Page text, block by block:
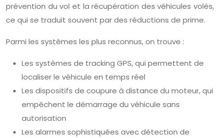
prévention du vol et la récupération des véhicules volés,
ce qui se traduit souvent par des réductions de prime.
Parmi les systèmes les plus reconnus, on trouve :
Les systèmes de tracking GPS, qui permettent de
localiser le véhicule en temps réel
Les dispositifs de coupure à distance du moteur, qui
empêchent le démarrage du véhicule sans
autorisation
Les alarmes sophistiquées avec détection de